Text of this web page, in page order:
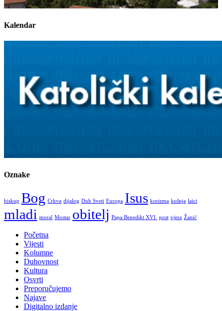
Kalendar
Oznake
biskup Bog Crkva dijalog Duh Sveti Europa Isus korizma kušnja laici
mladi moral Mostar obitelj Papa Benedikt XVI. post vjera Žanić
Početna
Vijesti
Kolumne
Duhovnost
Kultura
Osvrti
Preporučujemo
Najave
Digitalno izdanje